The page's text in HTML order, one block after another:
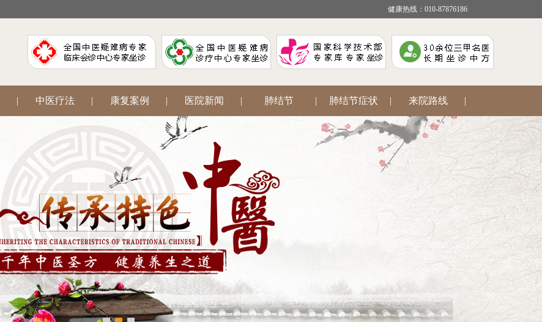
健康热线：010-87876186
| 中医疗法 | 康复案例 | 医院新闻 | 肺结节 | 肺结节症状 | 来院路线 |
腋臭狐臭 中医妇科 | 网上挂号